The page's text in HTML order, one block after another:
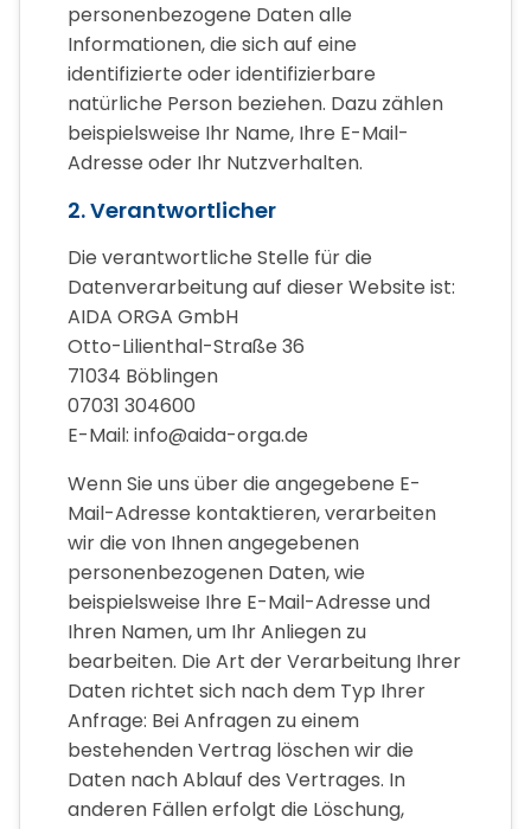
personenbezogene Daten alle
Informationen, die sich auf eine
identifizierte oder identifizierbare
natürliche Person beziehen. Dazu zählen
beispielsweise Ihr Name, Ihre E-Mail-
Adresse oder Ihr Nutzverhalten.
2. Verantwortlicher
Die verantwortliche Stelle für die
Datenverarbeitung auf dieser Website ist:
AIDA ORGA GmbH
Otto-Lilienthal-Straße 36
71034 Böblingen
07031 304600
E-Mail: info@aida-orga.de
Wenn Sie uns über die angegebene E-
Mail-Adresse kontaktieren, verarbeiten
wir die von Ihnen angegebenen
personenbezogenen Daten, wie
beispielsweise Ihre E-Mail-Adresse und
Ihren Namen, um Ihr Anliegen zu
bearbeiten. Die Art der Verarbeitung Ihrer
Daten richtet sich nach dem Typ Ihrer
Anfrage: Bei Anfragen zu einem
bestehenden Vertrag löschen wir die
Daten nach Ablauf des Vertrages. In
anderen Fällen erfolgt die Löschung,